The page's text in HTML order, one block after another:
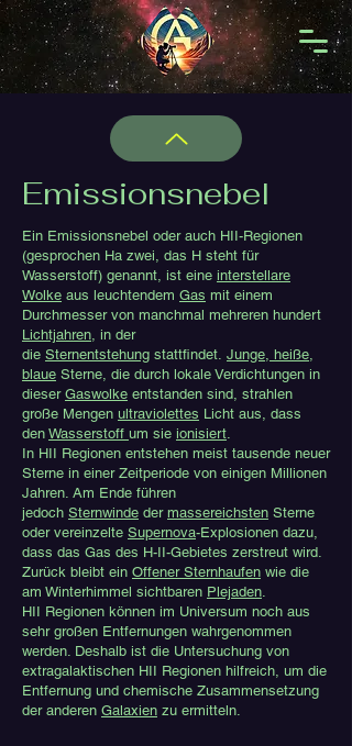
Emissionsnebel
Ein Emissionsnebel oder auch HII-Regionen
(gesprochen Ha zwei, das H steht für
Wasserstoff) genannt, ist eine interstellare
Wolke aus leuchtendem Gas mit einem
Durchmesser von manchmal mehreren hundert
Lichtjahren, in der
die Sternentstehung stattfindet. Junge, heiße,
blaue Sterne, die durch lokale Verdichtungen in
dieser Gaswolke entstanden sind, strahlen
große Mengen ultraviolettes Licht aus, dass
den Wasserstoff um sie ionisiert.
In HII Regionen entstehen meist tausende neuer
Sterne in einer Zeitperiode von einigen Millionen
Jahren. Am Ende führen
jedoch Sternwinde der massereichsten Sterne
oder vereinzelte Supernova-Explosionen dazu,
dass das Gas des H-II-Gebietes zerstreut wird.
Zurück bleibt ein Offener Sternhaufen wie die
am Winterhimmel sichtbaren Plejaden.
HII Regionen können im Universum noch aus
sehr großen Entfernungen wahrgenommen
werden. Deshalb ist die Untersuchung von
extragalaktischen HII Regionen hilfreich, um die
Entfernung und chemische Zusammensetzung
der anderen Galaxien zu ermitteln.